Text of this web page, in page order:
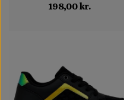
198,00 kr.